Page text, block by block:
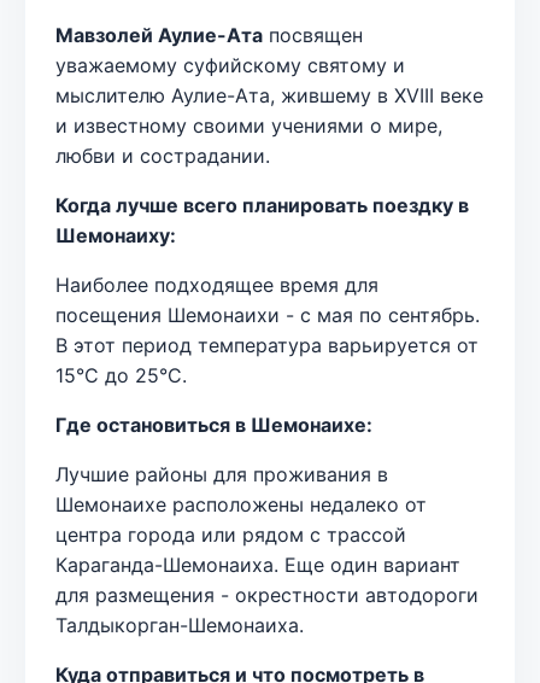
Мавзолей Аулие-Ата посвящен
уважаемому суфийскому святому и
мыслителю Аулие-Ата, жившему в XVIII веке
и известному своими учениями о мире,
любви и сострадании.
Когда лучше всего планировать поездку в
Шемонаиху:
Наиболее подходящее время для
посещения Шемонаихи - с мая по сентябрь.
В этот период температура варьируется от
15°C до 25°C.
Где остановиться в Шемонаихе:
Лучшие районы для проживания в
Шемонаихе расположены недалеко от
центра города или рядом с трассой
Караганда-Шемонаиха. Еще один вариант
для размещения - окрестности автодороги
Талдыкорган-Шемонаиха.
Куда отправиться и что посмотреть в